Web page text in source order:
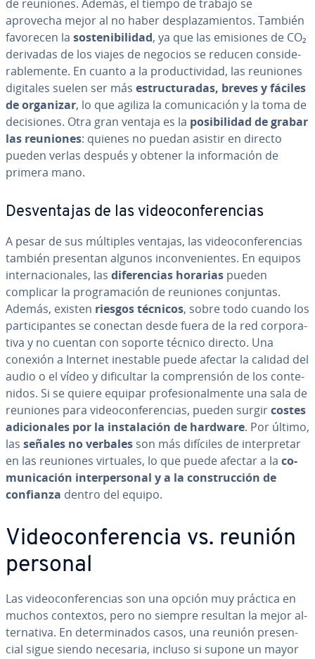
de reuniones. Además, el tiempo de trabajo se
aprovecha mejor al no haber de­s­pla­za­mie­n­tos. También
favorecen la so­s­te­ni­bi­li­dad, ya que las emisiones de CO₂
derivadas de los viajes de negocios se reducen co­n­si­de­
ra­ble­me­n­te. En cuanto a la pro­du­c­ti­vi­dad, las reuniones
digitales suelen ser más es­tru­c­tu­ra­das, breves y fáciles
de organizar, lo que agiliza la co­mu­ni­ca­ción y la toma de
de­ci­sio­nes. Otra gran ventaja es la po­si­bi­li­dad de grabar
las reuniones: quienes no puedan asistir en directo
pueden verlas después y obtener la in­fo­r­ma­ción de
primera mano.
De­s­ve­n­ta­jas de las vi­deo­co­n­fe­re­n­cias
A pesar de sus múltiples ventajas, las vi­deo­co­n­fe­re­n­cias
también presentan algunos in­co­n­ve­nie­n­tes. En equipos
in­te­r­na­cio­na­les, las di­fe­re­n­cias horarias pueden
complicar la pro­gra­ma­ción de reuniones conjuntas.
Además, existen riesgos técnicos, sobre todo cuando los
pa­r­ti­ci­pa­n­tes se conectan desde fuera de la red co­r­po­ra­
ti­va y no cuentan con soporte técnico directo. Una
conexión a Internet inestable puede afectar la calidad del
audio o el vídeo y di­fi­cu­l­tar la co­m­pre­n­sión de los co­n­te­
ni­dos. Si se quiere equipar pro­fe­sio­na­l­me­n­te una sala de
reuniones para vi­deo­co­n­fe­re­n­cias, pueden surgircostes
adi­cio­na­les por la in­s­ta­la­ción de hardware. Por último,
las señales no verbales son más difíciles de in­te­r­pre­tar
en las reuniones virtuales, lo que puede afectar a la co­
mu­ni­ca­ción in­te­r­pe­r­so­nal y a la co­n­s­tru­c­ción de
confianza dentro del equipo.
Vi­deo­co­n­fe­re­n­cia vs. reunión
personal
Las vi­deo­co­n­fe­re­n­cias son una opción muy práctica en
muchos contextos, pero no siempre resultan la mejor al­
te­r­na­ti­va. En de­te­r­mi­na­dos casos, una reunión pre­se­n­
cial sigue siendo necesaria, incluso si supone un mayor